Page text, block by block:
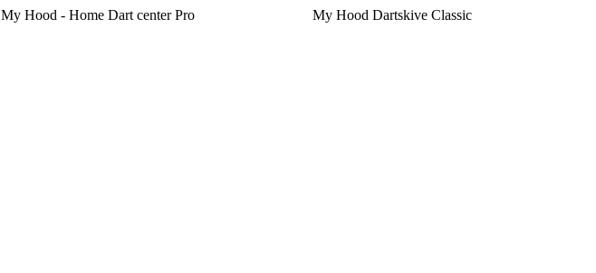
My Hood - Home Dart center Pro My Hood Dartskive Classic